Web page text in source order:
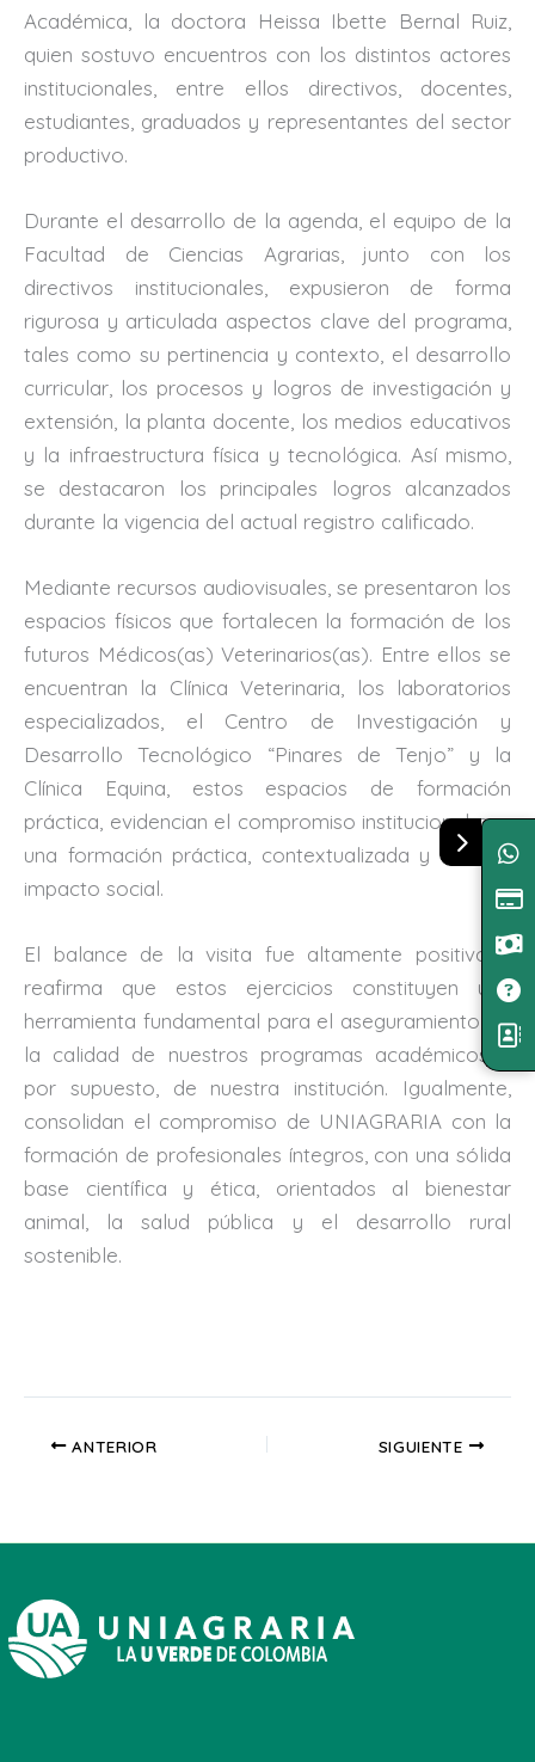
Académica, la doctora Heissa Ibette Bernal Ruiz,
quien sostuvo encuentros con los distintos actores
institucionales, entre ellos directivos, docentes,
estudiantes, graduados y representantes del sector
productivo.
Durante el desarrollo de la agenda, el equipo de la
Facultad de Ciencias Agrarias, junto con los
directivos institucionales, expusieron de forma
rigurosa y articulada aspectos clave del programa,
tales como su pertinencia y contexto, el desarrollo
curricular, los procesos y logros de investigación y
extensión, la planta docente, los medios educativos
y la infraestructura física y tecnológica. Así mismo,
se destacaron los principales logros alcanzados
durante la vigencia del actual registro calificado.
Mediante recursos audiovisuales, se presentaron los
espacios físicos que fortalecen la formación de los
futuros Médicos(as) Veterinarios(as). Entre ellos se
encuentran la Clínica Veterinaria, los laboratorios
especializados, el Centro de Investigación y
Desarrollo Tecnológico “Pinares de Tenjo” y la
Clínica Equina, estos espacios de formación
práctica, evidencian el compromiso institucional con
una formación práctica, contextualizada y de alto
impacto social.
El balance de la visita fue altamente positivo y
reafirma que estos ejercicios constituyen una
herramienta fundamental para el aseguramiento de
la calidad de nuestros programas académicos y
por supuesto, de nuestra institución. Igualmente,
consolidan el compromiso de UNIAGRARIA con la
formación de profesionales íntegros, con una sólida
base científica y ética, orientados al bienestar
animal, la salud pública y el desarrollo rural
sostenible.
ANTERIOR SIGUIENTE